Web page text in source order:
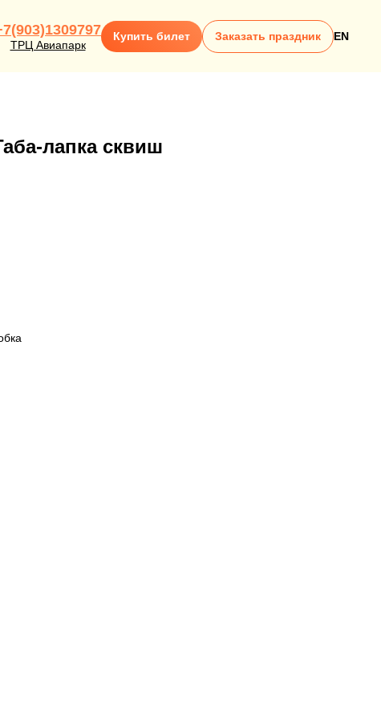
ТРЦ Авиапарк
Купить билет Заказать праздник EN
лапка сквиш